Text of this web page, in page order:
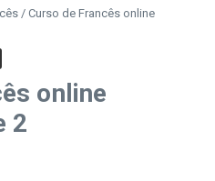
/ Curso de Francês online
online
2